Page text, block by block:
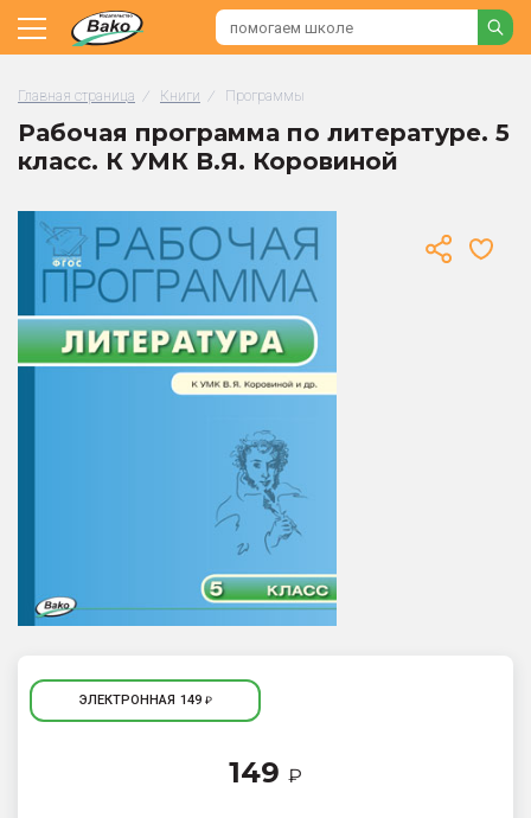
Главная страница / Книги / Программы
Рабочая программа по литературе. 5
класс. К УМК В.Я. Коровиной
ЭЛЕКТРОННАЯ 149 ₽
149 ₽